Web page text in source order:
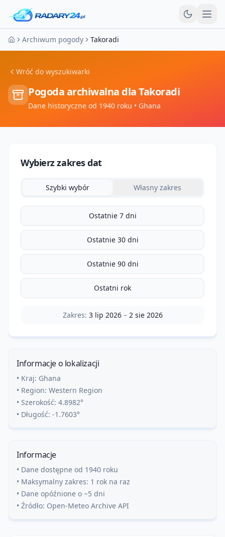
Strona główna
Archiwum pogody Takoradi
Wróć do wyszukiwarki
Pogoda archiwalna dlaTakoradi
Dane historyczne od 1940 roku • Ghana
Wybierz zakres dat
Szybki wybór Własny zakres
Ostatnie 7 dni
Ostatnie 30 dni
Ostatnie 90 dni
Ostatni rok
Zakres: 3 lip 2026– 2 sie 2026
Informacje o lokalizacji
• Kraj: Ghana
• Region: Western Region
• Szerokość: 4.8982°
• Długość: -1.7603°
Informacje
• Dane dostępne od 1940 roku
• Maksymalny zakres: 1 rok na raz
• Dane opóźnione o ~5 dni
• Źródło: Open-Meteo Archive API